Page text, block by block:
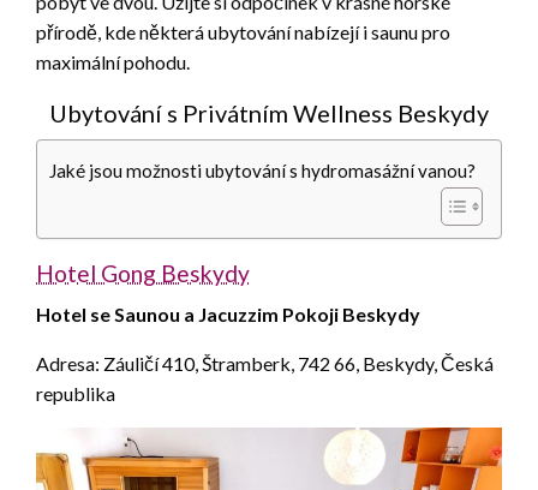
přírodě, kde některá ubytování nabízejí i saunu pro
maximální pohodu.
Ubytování s Privátním Wellness Beskydy
Jaké jsou možnosti ubytování s hydromasážní vanou?
Hotel Gong Beskydy
Hotel se Saunou a Jacuzzim Pokoji Beskydy
Adresa: Záuličí 410, Štramberk, 742 66, Beskydy, Česká
republika